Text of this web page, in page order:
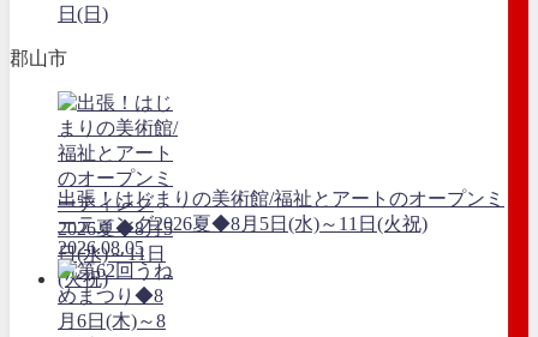
日(日)
郡山市
出張！はじまりの美術館/福祉とアートのオープンミ
ーティング2026夏◆8月5日(水)～11日(火祝)
2026.08.05